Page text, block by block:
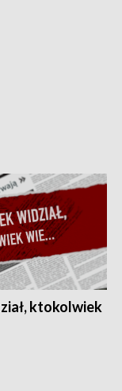
ktokolwiek